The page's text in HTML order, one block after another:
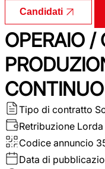
Candidati
OPERAIO /
Tipo di contratto
Retribuzione Lorda
Codice annuncio
Data di